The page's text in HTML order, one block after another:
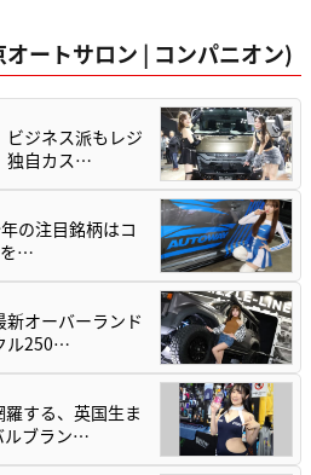
ートサロン | コンパニオン)
ジネス派もレジ
独自カス…
の注目銘柄はコ
を…
新オーバーランド
ル250…
する、英国生ま
ルブラン…